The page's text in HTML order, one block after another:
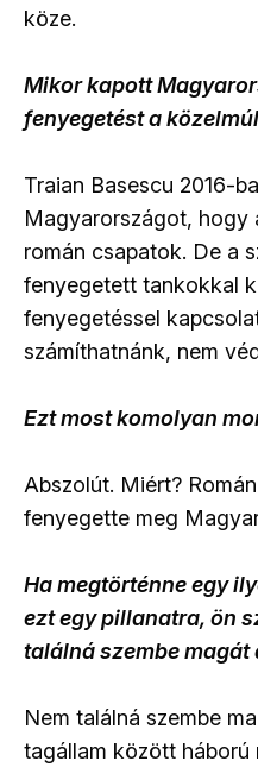
köze.
Mikor kapott
fenyegetést a
Traian Basescu 2016-
Magyarországot, hogy
román csapatok. De a
fenyegetett tankokkal
fenyegetéssel
számíthatnánk, nem
Ezt most komolyan
Abszolút. Miért?
fenyegette meg
Ha megtörténne egy
ezt egy pillanatra, ön
találná szembe magát
Nem találná szembe
tagállam között háború